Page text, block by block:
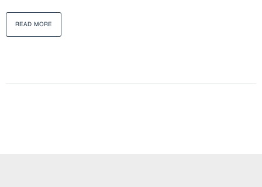
READ MORE